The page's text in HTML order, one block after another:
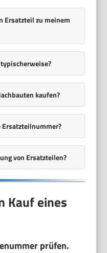
Ersatzteil zu meinem
kaufen?
von Ersatzteilen?
Kauf eines
prüfen.